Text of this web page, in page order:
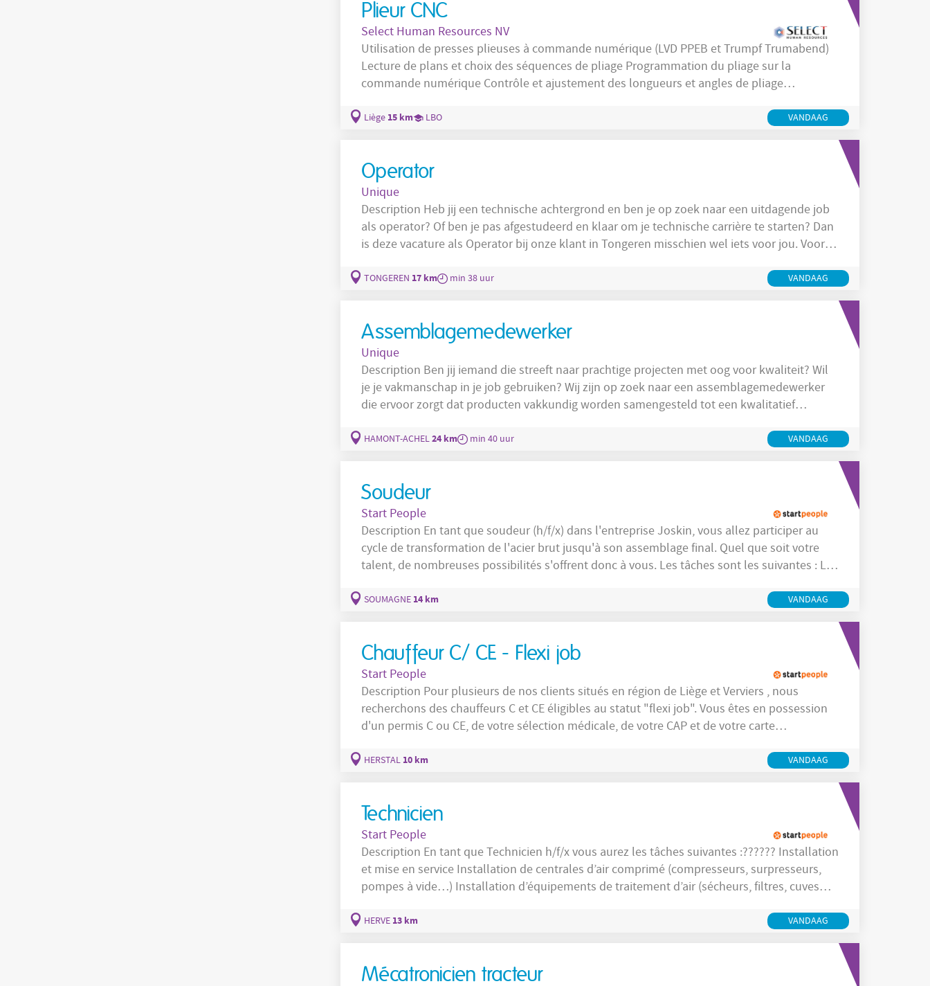
Plieur CNC
Select Human Resources NV
Utilisation de presses plieuses à commande numérique (LVD PPEB et Trumpf Trumabend)
Lecture de plans et choix des séquences de pliage Programmation du pliage sur la
commande numérique Contrôle et ajustement des longueurs et angles de pliage
chanfreins, ébavurage)
Liège 15 km LBO VANDAAG
Operator
Unique
Description Heb jij een technische achtergrond en ben je op zoek naar een uitdagende job
als operator? Of ben je pas afgestudeerd en klaar om je technische carrière te starten? Dan
is deze vacature als Operator bij onze klant in Tongeren misschien wel iets voor jou. Voor
bijdragen aan een kwalitatief en veilig productieproces. Dankzij een uitgebreide opleiding
TONGEREN 17 km min 38 uur VANDAAG
Assemblagemedewerker
Unique
Description Ben jij iemand die streeft naar prachtige projecten met oog voor kwaliteit? Wil
je je vakmanschap in je job gebruiken? Wij zijn op zoek naar een assemblagemedewerker
die ervoor zorgt dat producten vakkundig worden samengesteld tot een kwalitatief
benodigde onderdelen. Monteren van onderdelen
HAMONT-ACHEL24 km min 40 uur VANDAAG
Soudeur
Start People
Description En tant que soudeur (h/f/x) dans l'entreprise Joskin, vous allez participer au
cycle de transformation de l'acier brut jusqu'à son assemblage final. Quel que soit votre
talent, de nombreuses possibilités s'offrent donc à vous. Les tâches sont les suivantes : La
techniques,
SOUMAGNE 14 km VANDAAG
Chauffeur C/ CE - Flexi job
Start People
Description Pour plusieurs de nos clients situés en région de Liège et Verviers , nous
recherchons des chauffeurs C et CE éligibles au statut "flexi job". Vous êtes en possession
d'un permis C ou CE, de votre sélection médicale, de votre CAP et de votre carte
HERSTAL 10 km VANDAAG
Technicien
Start People
Description En tant que Technicien h/f/x vous aurez les tâches suivantes :?????? Installation
et mise en service Installation de centrales d’air comprimé (compresseurs, surpresseurs,
pompes à vide…) Installation d’équipements de traitement d’air (sécheurs, filtres, cuves…)
HERVE 13 km VANDAAG
Mécatronicien tracteur